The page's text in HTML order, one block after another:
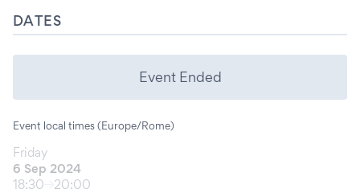
DATES
Event Ended
Event local times (Europe/Rome)
Friday
6 Sep 2024
18:30
20:00